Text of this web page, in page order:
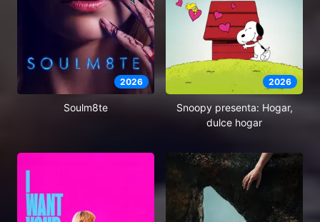
2026
Soulm8te
2026
Snoopy presenta: Hogar,
dulce hogar